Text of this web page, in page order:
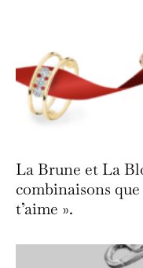
La Brune et La
combinaisons
t’aime ».